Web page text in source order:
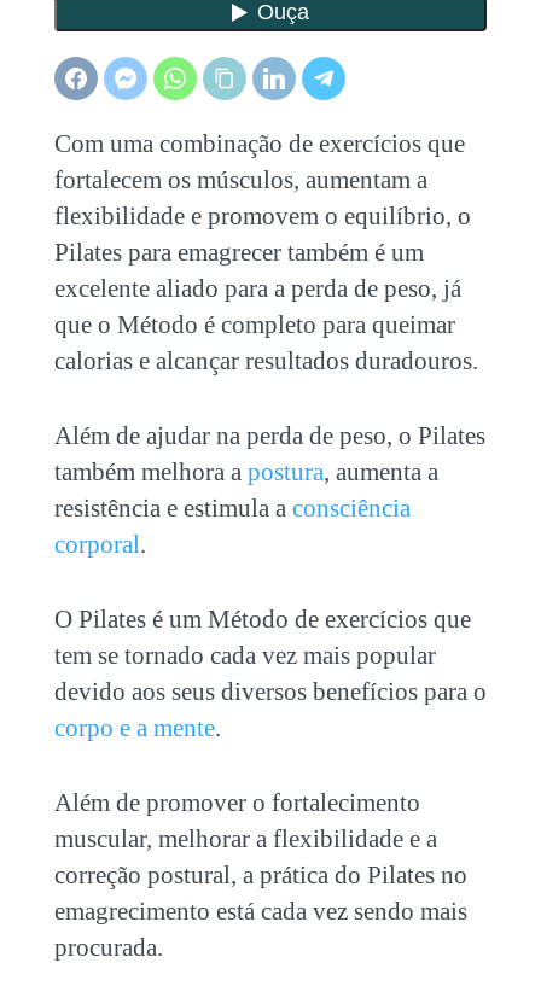
Com uma combinação de exercícios que
fortalecem os músculos, aumentam a
flexibilidade e promovem o equilíbrio, o
Pilates para emagrecertambém é um
excelente aliado para a perda de peso, já
que o Método é completo para queimar
calorias e alcançar resultados duradouros.
Além de ajudar na perda de peso, o Pilates
também melhora a postura, aumenta a
resistência e estimula a consciência
corporal.
O Pilates é um Método de exercícios que
tem se tornado cada vez mais popular
devido aos seus diversos benefícios para o
corpo e a mente.
Além de promover o fortalecimento
muscular, melhorar a flexibilidade e a
correção postural, a prática do Pilates no
emagrecimento está cada vez sendo mais
procurada.